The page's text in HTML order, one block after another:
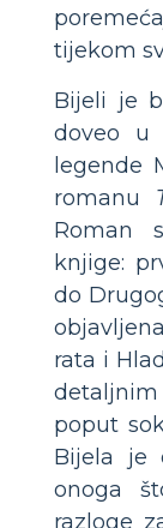
tijekom
Bijeli je
doveo u
legende
romanu
Roman
knjige:
do
rata i
detaljnim
poput
Bijela je
onoga
razloge